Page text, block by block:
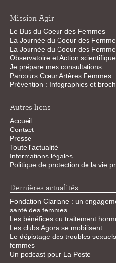
Mission Agir
Le Bus du Coeur des Femmes
La Journée du Coeur des
La Journée du Coeur des
Observatoire et Action scientifique
Je prépare mes consultations
Parcours Cœur Artères Femmes
Prévention : Infographies et
Autres liens
Accueil
Contact
Presse
Toute l'actualité
Informations légales
Politique de protection de la vie
Dernières actualités
Fondation Clariane : un
santé des femmes
Les bénéfices du traitement
Les clubs Agora se mobilisent
Le dépistage des troubles
femmes
Un podcast pour La Poste